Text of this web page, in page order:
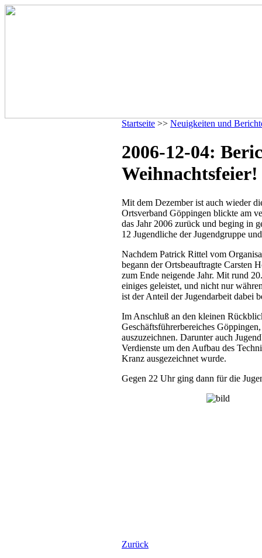
Startseite >> Neuigkeiten und
2006-12-04:
Weihnachtsfeier!
Mit dem Dezember ist auch wieder
Ortsverband Göppingen blickte am
das Jahr 2006 zurück und beging in
12 Jugendliche der Jugendgruppe
Nachdem Patrick Rittel vom
begann der Ortsbeauftragte Carsten
zum Ende neigende Jahr. Mit rund
einiges geleistet, und nicht nur
ist der Anteil der Jugendarbeit dabei
Im Anschluß an den kleinen
Geschäftsführerbereiches
auszuzeichnen. Darunter auch
Verdienste um den Aufbau des
Kranz ausgezeichnet wurde.
Gegen 22 Uhr ging dann für die
Zurück